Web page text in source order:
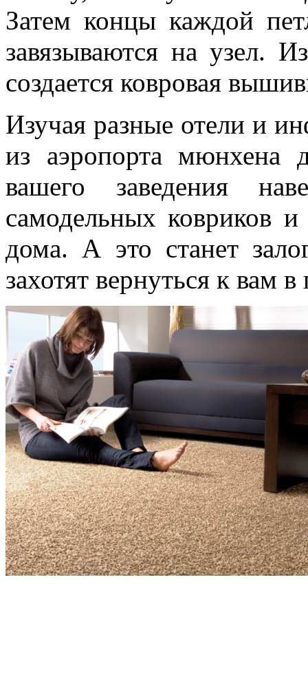
Затем концы каждой
завязываются на узел.
создается ковровая
Изучая разные отели и
из аэропорта мюнхена
вашего заведения
самодельных ковриков
дома. А это станет
захотят вернуться к вам в